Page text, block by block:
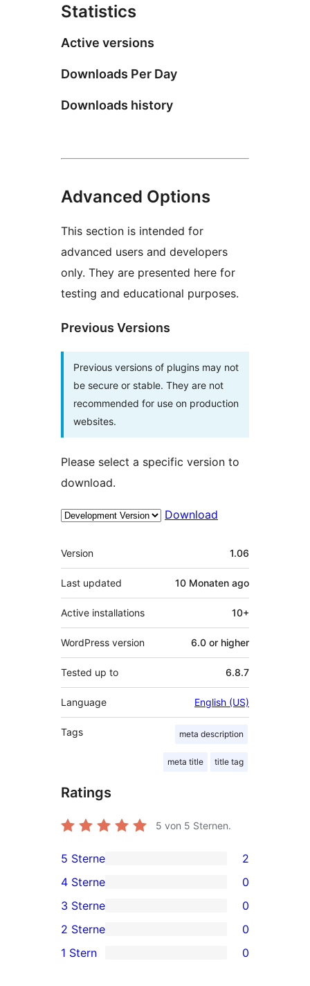
Statistics
Active versions
Downloads Per Day
Downloads history
Advanced Options
This section is intended for
advanced users and developers
only. They are presented here for
testing and educational purposes.
Previous Versions
Previous versions of plugins may not
be secure or stable. They are not
recommended for use on production
websites.
Please select a specific version to
download.
Download
Meta
Version 1.06
Last updated 10 Monaten ago
Active installations 10+
WordPress version 6.0 or higher
Tested up to 6.8.7
Language English (US)
Tags meta description
meta title title tag
Ratings
5 von 5 Sternen.
2
5-
Sterne-
Rezensionen
5 Sterne 2
4-
Sterne-
Rezensionen
4 Sterne 0
0
3-
Sterne-
3 Sterne 0
2-
2 Sterne 0
1 Stern 0